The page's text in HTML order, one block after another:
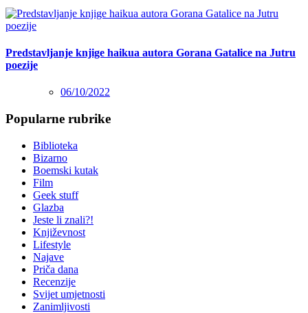
Predstavljanje knjige haikua autora Gorana Gatalice na Jutru
poezije
06/10/2022
Popularne rubrike
Biblioteka
Bizarno
Boemski kutak
Film
Geek stuff
Glazba
Jeste li znali?!
Književnost
Lifestyle
Najave
Priča dana
Recenzije
Svijet umjetnosti
Zanimljivosti